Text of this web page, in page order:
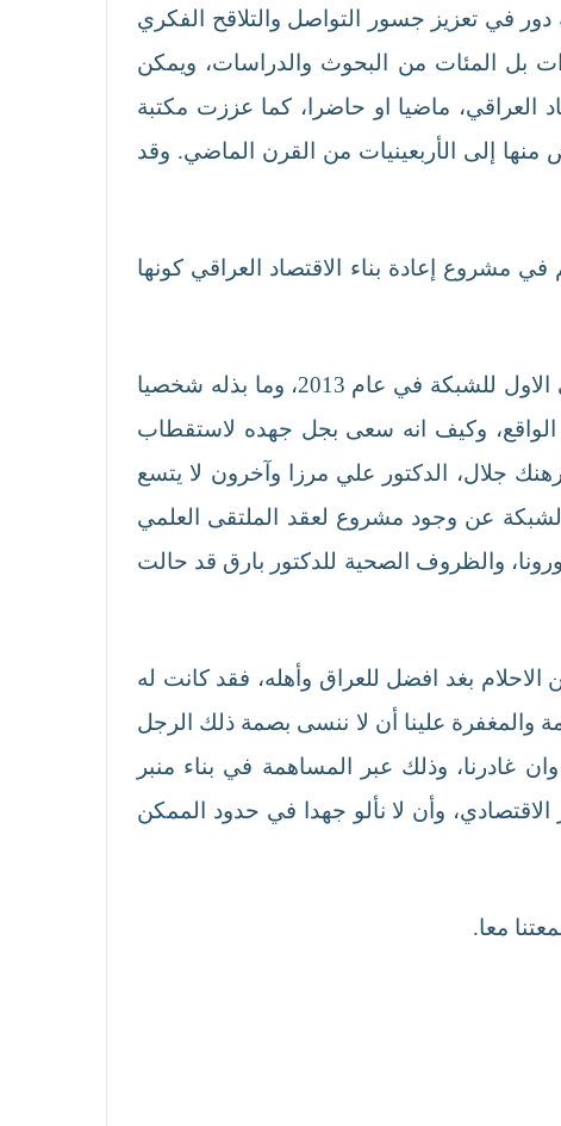
دور في تعزيز جسور التواصل والتلاقح الفكري
بل المئات من البحوث والدراسات، ويمكن
العراقي، ماضيا او حاضرا، كما عززت مكتبة
منها إلى الأربعينيات من القرن الماضي. وقد
مشروع إعادة بناء الاقتصاد العراقي كونها
في احدى المرات حدثني الدكتور شبر كيف شهدت العاصمة اللبنانية / بيروت انعقاد الملتقى العلمي الاول للشبكة في عام 2013، وما بذله شخصيا
وكيف انه سعى بجل جهده لاستقطاب
جلال، الدكتور علي مرزا وآخرون لا يتسع
عن وجود مشروع لعقد الملتقى العلمي
المتعلقة بوباء كورونا، والظروف الصحية للدكتور بارق قد حالت
بغد افضل للعراق وأهله، فقد كانت له
علينا أن لا ننسى بصمة ذلك الرجل
غادرنا، وذلك عبر المساهمة في بناء منبر
وأن لا نألو جهدا في حدود الممكن
معا.